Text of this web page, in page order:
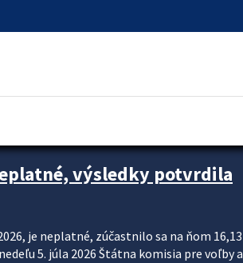
výsledky potvrdila
je neplatné, zúčastnilo sa na ňom 16,13
5. júla 2026 Štátna komisia pre voľby a